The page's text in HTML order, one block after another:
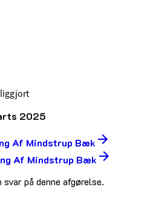
2025
Af Mindstrup Bæk
Af Mindstrup Bæk
svar på denne afgørelse.